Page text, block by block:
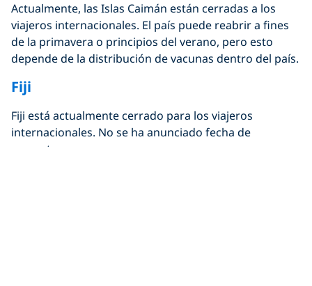
Actualmente, las Islas Caimán están cerradas a los
viajeros internacionales. El país puede reabrir a fines
de la primavera o principios del verano, pero esto
depende de la distribución de vacunas dentro del país.
Fiji
Fiji está actualmente cerrado para los viajeros
internacionales. No se ha anunciado fecha de
reapertura.